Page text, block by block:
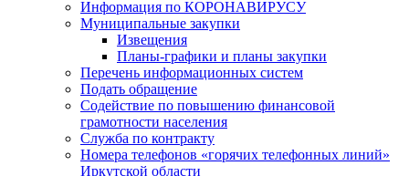
Информация по КОРОНАВИРУСУ
Муниципальные закупки
Извещения
Планы-графики и планы закупки
Перечень информационных систем
Подать обращение
Содействие по повышению финансовой
грамотности населения
Служба по контракту
Номера телефонов «горячих телефонных линий»
Иркутской области